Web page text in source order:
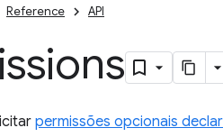
Reference API
permissões opcionais